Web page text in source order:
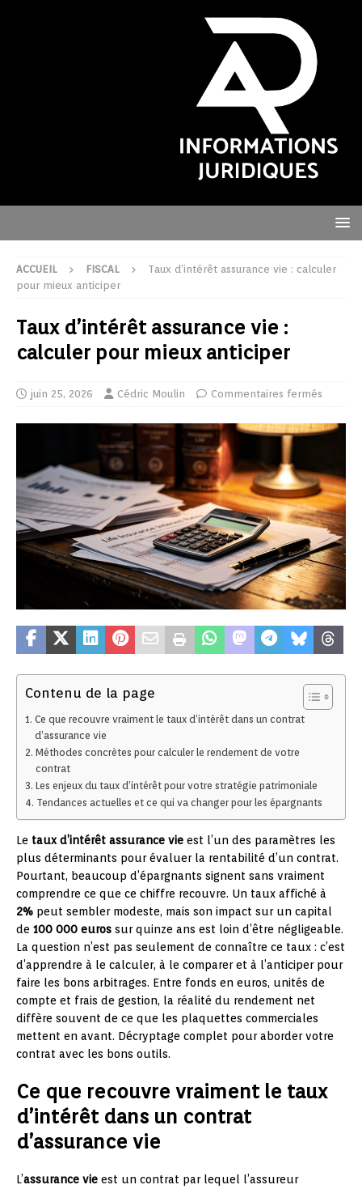
ACCUEIL FISCAL
Taux d’intérêt assurance vie : calculer
pour mieux anticiper
Taux d’intérêt assurance vie :
calculer pour mieux anticiper
juin 25, 2026 Cédric Moulin Commentaires fermés
Contenu de la page
Ce que recouvre vraiment le taux d’intérêt dans un contrat
d’assurance vie
Méthodes concrètes pour calculer le rendement de votre
contrat
Les enjeux du taux d’intérêt pour votre stratégie patrimoniale
Tendances actuelles et ce qui va changer pour les épargnants
Le taux d’intérêt assurance vie est l’un des paramètres les
plus déterminants pour évaluer la rentabilité d’un contrat.
Pourtant, beaucoup d’épargnants signent sans vraiment
comprendre ce que ce chiffre recouvre. Un taux affiché à
2% peut sembler modeste, mais son impact sur un capital
de 100 000 euros sur quinze ans est loin d’être négligeable.
La question n’est pas seulement de connaître ce taux : c’est
d’apprendre à le calculer, à le comparer et à l’anticiper pour
faire les bons arbitrages. Entre fonds en euros, unités de
compte et frais de gestion, la réalité du rendement net
diffère souvent de ce que les plaquettes commerciales
mettent en avant. Décryptage complet pour aborder votre
contrat avec les bons outils.
Ce que recouvre vraiment le taux
d’intérêt dans un contrat
d’assurance vie
L’assurance vie est un contrat par lequel l’assureur